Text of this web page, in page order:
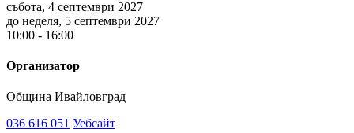
събота, 4 септември 2027
до неделя, 5 септември 2027
10:00 - 16:00
Организатор
Община Ивайловград
036 616 051 Уебсайт